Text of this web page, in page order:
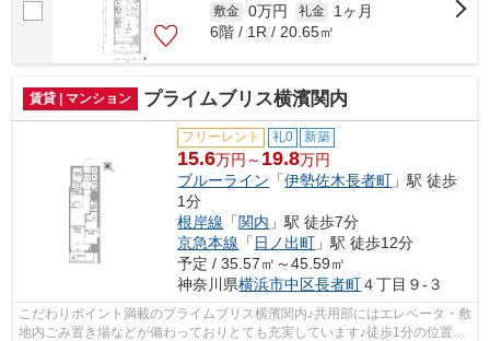
敷金 0万円 礼金
1ヶ月
6階 / 1R / 20.65㎡
賃貸 | マンション プライムブリス横濱関内
フリーレント 礼0 新築
15.6万円～ 19.8万円
ブルーライン 「伊勢佐木長者町 」駅 徒歩
1分
根岸線 「関内 」駅 徒歩7分
京急本線 「 日ノ出町 」駅 徒歩12分
予定 / 35.57㎡～45.59㎡
神奈川県横浜市中区長者町４丁目９-３
こだわりポイント満載のプライムブリス横濱関内♪共用部にはエレベータ・敷
地内ごみ置き場などが備わっておりとても充実しています♪徒歩1分の位置に